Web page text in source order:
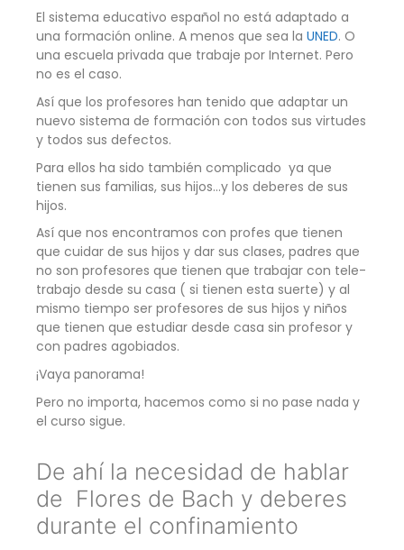
El sistema educativo español no está adaptado a
una formación online. A menos que sea la UNED. O
una escuela privada que trabaje por Internet. Pero
no es el caso.
Así que los profesores han tenido que adaptar un
nuevo sistema de formación con todos sus virtudes
y todos sus defectos.
Para ellos ha sido también complicado ya que
tienen sus familias, sus hijos…y los deberes de sus
hijos.
Así que nos encontramos con profes que tienen
que cuidar de sus hijos y dar sus clases, padres que
no son profesores que tienen que trabajar con tele-
trabajo desde su casa ( si tienen esta suerte) y al
mismo tiempo ser profesores de sus hijos y niños
que tienen que estudiar desde casa sin profesor y
con padres agobiados.
¡Vaya panorama!
Pero no importa, hacemos como si no pase nada y
el curso sigue.
De ahí la necesidad de hablar
de Flores de Bach y deberes
durante el confinamiento